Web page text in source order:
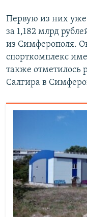
Первую из них уже
за 1,182 млрд
из Симферополя.
спорткомплекс
также отметилось
Салгира в